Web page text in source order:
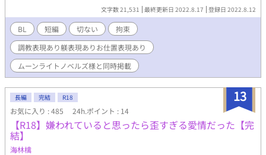
文字数 21,531 最終更新日 2022.8.17 登録日 2022.8.12
BL 短編 切ない
拘束
調教表現あり躾表現ありお仕置表現あり
ムーンライトノベルズ様と同時掲載
13
長編 完結 R18
お気に入り : 485 24h.ポイント : 14
【R18】嫌われていると思ったら歪すぎる愛情だった【完
結】
海林檎